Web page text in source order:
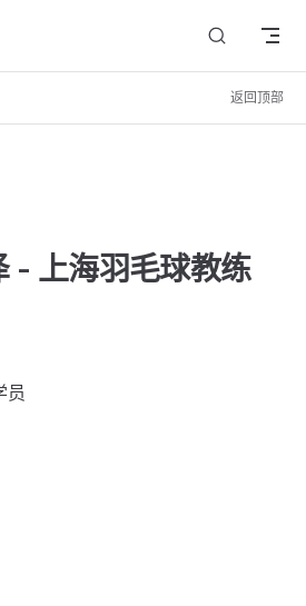
返回顶部
- 上海羽毛球教练
员